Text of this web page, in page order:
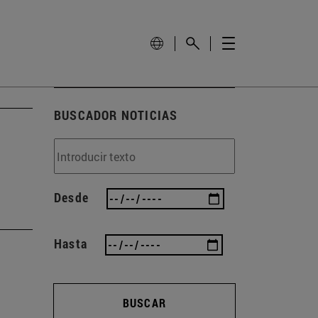
BUSCADOR NOTICIAS
Desde
Hasta
BUSCAR